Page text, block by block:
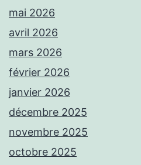
mai 2026
avril 2026
mars 2026
février 2026
janvier 2026
décembre 2025
novembre 2025
octobre 2025